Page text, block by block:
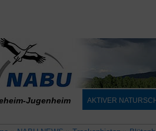
Jugenheim AKTIVER